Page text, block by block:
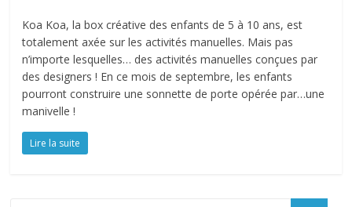
Koa Koa, la box créative des enfants de 5 à 10 ans, est
totalement axée sur les activités manuelles. Mais pas
n’importe lesquelles… des activités manuelles conçues par
des designers ! En ce mois de septembre, les enfants
pourront construire une sonnette de porte opérée par…une
manivelle !
Lire la suite